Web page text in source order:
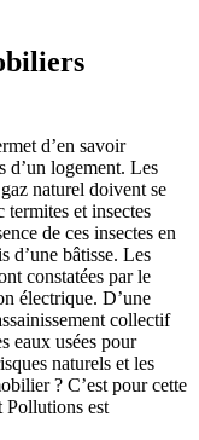
d’en savoir
d’un logement. Les
naturel doivent se
et insectes
de ces insectes en
d’une bâtisse. Les
constatées par le
électrique. D’une
collectif
eaux usées pour
naturels et les
? C’est pour cette
Pollutions est